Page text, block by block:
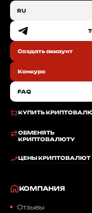
КУПИТЬ
ОБМЕНЯТЬ
КРИПТОВАЛЮТУ
ЦЕНЫ КРИПТОВАЛЮТ
RU
EN
Создать аккаунт
Конкурс
FAQ
КОМПАНИЯ
Отзывы